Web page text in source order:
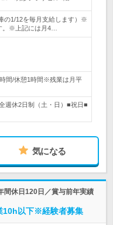
の1/12を毎月支給します）※
。※上記には月4…
間/休憩1時間※残業は月平
週休2日制（土・日）■祝日■
気になる
間休日120日／賞与前年実績
10h以下※経験者募集